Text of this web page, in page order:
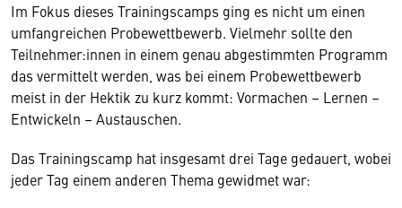
Im Fokus dieses Trainingscamps ging es nicht um einen
umfangreichen Probewettbewerb. Vielmehr sollte den
Teilnehmer:innen in einem genau abgestimmten Programm
das vermittelt werden, was bei einem Probewettbewerb
meist in der Hektik zu kurz kommt: Vormachen – Lernen –
Entwickeln – Austauschen.
Das Trainingscamp hat insgesamt drei Tage gedauert, wobei
jeder Tag einem anderen Thema gewidmet war: